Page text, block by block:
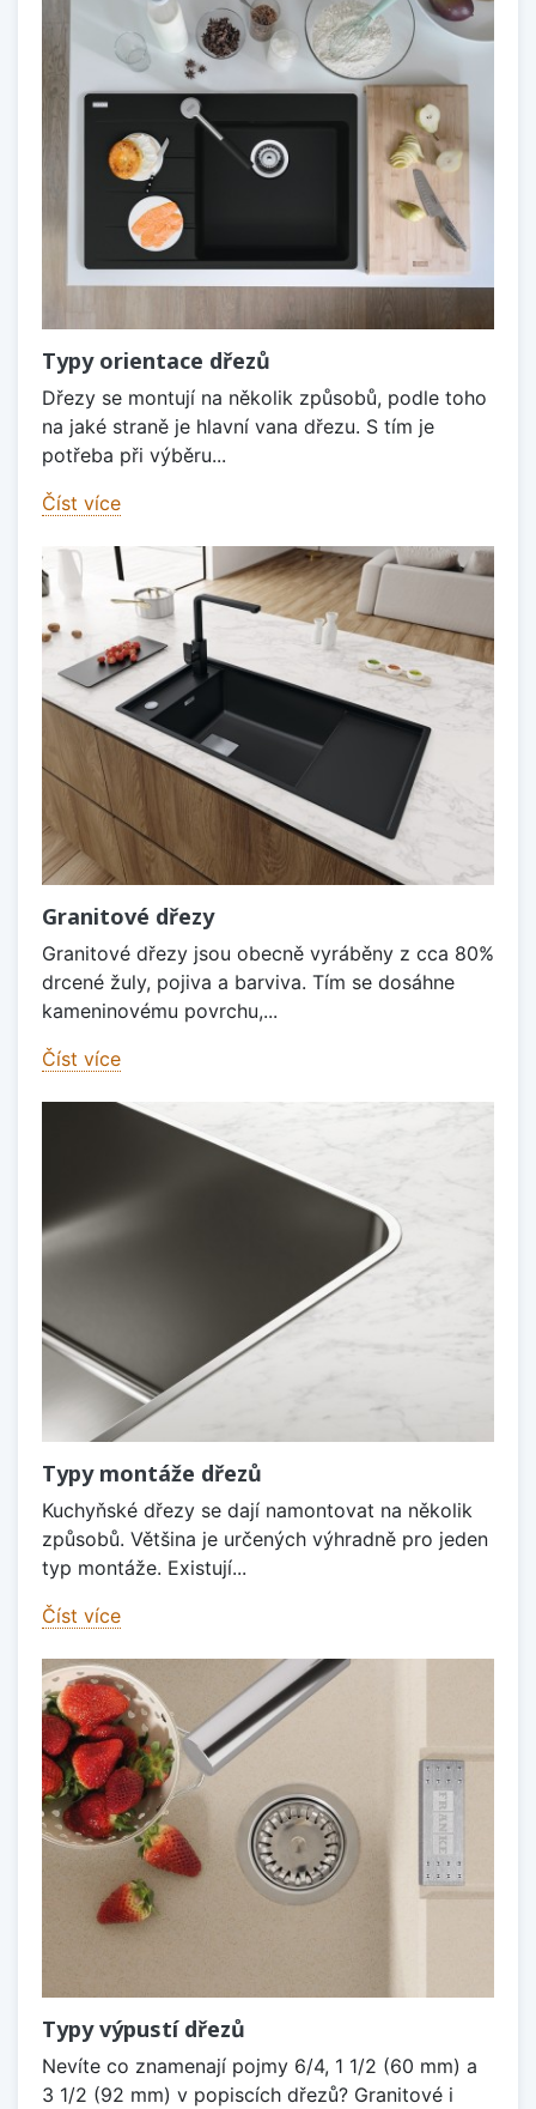
Typy orientace dřezů
Dřezy se montují na několik způsobů, podle toho
na jaké straně je hlavní vana dřezu. S tím je
potřeba při výběru...
Číst více
Granitové dřezy
Granitové dřezy jsou obecně vyráběny z cca 80%
drcené žuly, pojiva a barviva. Tím se dosáhne
kameninovému povrchu,...
Číst více
Typy montáže dřezů
Kuchyňské dřezy se dají namontovat na několik
způsobů. Většina je určených výhradně pro jeden
typ montáže. Existují...
Číst více
Typy výpustí dřezů
Nevíte co znamenají pojmy 6/4, 1 1/2 (60 mm) a
3 1/2 (92 mm) v popiscích dřezů? Granitové i